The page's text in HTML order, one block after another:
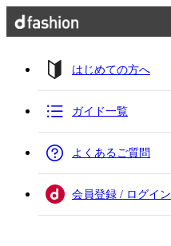
はじめての方へ
ガイド一覧
よくあるご質問
会員登録 / ログイン